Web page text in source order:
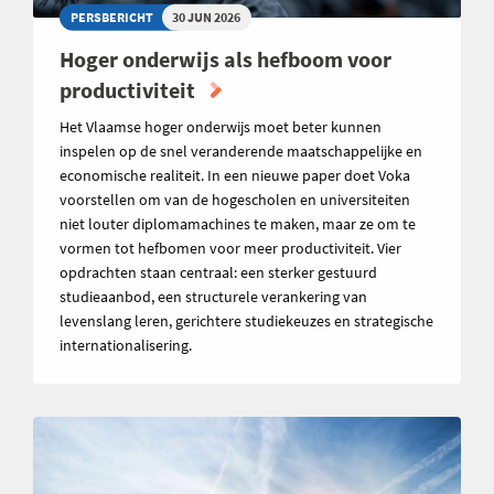
PERSBERICHT 30 JUN 2026
Hoger onderwijs als hefboom voor
productiviteit
Het Vlaamse hoger onderwijs moet beter kunnen
inspelen op de snel veranderende maatschappelijke en
economische realiteit. In een nieuwe paper doet Voka
voorstellen om van de hogescholen en universiteiten
niet louter diplomamachines te maken, maar ze om te
vormen tot hefbomen voor meer productiviteit. Vier
opdrachten staan centraal: een sterker gestuurd
studieaanbod, een structurele verankering van
levenslang leren, gerichtere studiekeuzes en strategische
internationalisering.